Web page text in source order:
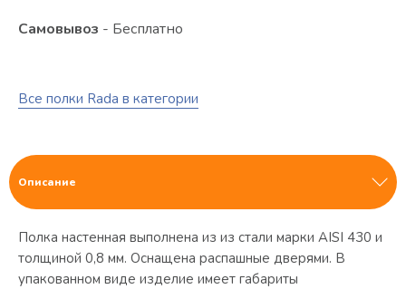
Все полки Rada в категории
Самовывоз - Бесплатно
Описание
Полка настенная выполнена из из стали марки AISI 430 и
толщиной 0,8 мм. Оснащена распашные дверями. В
упакованном виде изделие имеет габариты